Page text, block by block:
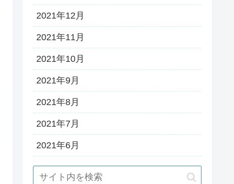
2021年12月
2021年11月
2021年10月
2021年9月
2021年8月
2021年7月
2021年6月